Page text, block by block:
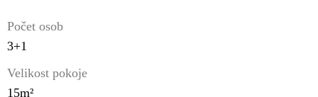
Počet osob
3+1
Velikost pokoje
15m²